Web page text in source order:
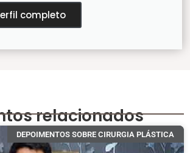
completo
relacionados
DEPOIMENTOS SOBRE CIRURGIA PLÁSTICA